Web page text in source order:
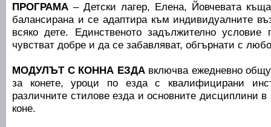
ПРОГРАМА – Детски лагер, Елена, Йовчевата
балансирана и се адаптира към индивидуалните
всяко дете. Единственото задължително
чувстват добре и да се забавляват, обгърнати с
МОДУЛЪТ С КОННА ЕЗДАвключва ежедневно
за конете, уроци по езда с квалифицирани
различните стилове езда и основните дисциплини
коне.